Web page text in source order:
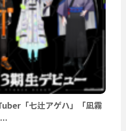
「七辻アゲハ」「凪霧